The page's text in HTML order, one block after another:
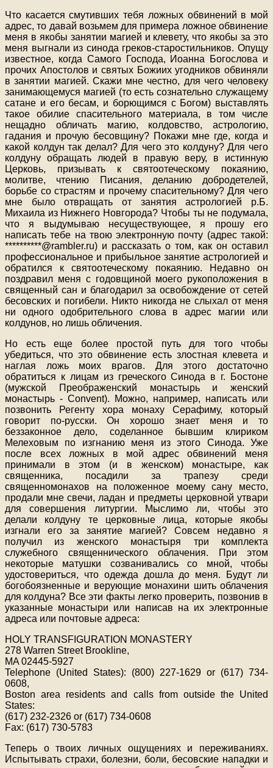
Что касается смутивших тебя ложных обвинений в мой
адрес, то давай возьмем для примера ложное обвинение
меня в якобы занятии магией и клевету, что якобы за это
меня выгнали из синода греков-старостильников. Опущу
известное, когда Самого Господа, Иоанна Богослова и
прочих Апостолов и святых Божиих угодников обвиняли
в занятии магией. Скажи мне честно, для чего человеку
занимающемуся магией (то есть сознательно служащему
сатане и его бесам, и борющимся с Богом) выставлять
такое обилие спасительного материала, в том числе
нещадно обличать магию, колдовство, астрологию,
гадания и прочую бесовщину? Покажи мне где, когда и
какой колдун так делал? Для чего это колдуну? Для чего
колдуну обращать людей в правую веру, в истинную
Церковь, призывать к святоотеческому покаянию,
молитве, чтению Писания, деланию добродетелей,
борьбе со страстям и прочему спасительному? Для чего
мне было отвращать от занятия астрологией р.Б.
Михаила из Нижнего Новгорода? Чтобы ты не подумала,
что я выдумываю несуществующее, я прошу его
написать тебе на твою электронную почту (адрес такой:
**********@rambler.ru) и рассказать о том, как он оставил
профессиональное и прибыльное занятие астрологией и
обратился к святоотеческому покаянию. Недавно он
поздравил меня с годовщиной моего рукоположения в
священный сан и благодарил за освобождение от сетей
бесовских и погибели. Никто никогда не слыхал от меня
ни одного одобрительного слова в адрес магии или
колдунов, но лишь обличения.
Но есть еще более простой путь для того чтобы
убедиться, что это обвинение есть злостная клевета и
наглая ложь моих врагов. Для этого достаточно
обратиться к лицам из греческого Синода в г. Бостоне
(мужской Преображенский монастырь и женский
монастырь - Convent). Можно, например, написать или
позвонить Регенту хора монаху Серафиму, который
говорит по-русски. Он хорошо знает меня и то
беззаконное дело, соделанное бывшим клириком
Мелеховым по изгнанию меня из этого Синода. Уже
после всех ложных в мой адрес обвинений меня
принимали в этом (и в женском) монастыре, как
священника, посадили за трапезу среди
священномонахов на положенное моему сану место,
продали мне свечи, ладан и предметы церковной утвари
для совершения литургии. Мыслимо ли, чтобы это
делали колдуну те церковные лица, которые якобы
изгнали его за занятие магией? Совсем недавно я
получил из женского монастыря три комплекта
служебного священнического облачения. При этом
некоторые матушки созванивались со мной, чтобы
удостовериться, что одежда дошла до меня. Будут ли
богобоязненные и верующие монахини шить облачения
для колдуна? Все эти факты легко проверить, позвонив в
указанные монастыри или написав на их электронные
адреса или почтовые адреса:
HOLY TRANSFIGURATION MONASTERY
278 Warren Street Brookline,
MA 02445-5927
Telephone (United States): (800) 227-1629 or (617) 734-
0608,
Boston area residents and calls from outside the United
States:
(617) 232-2326 or (617) 734-0608
Fax: (617) 730-5783
Теперь о твоих личных ощущениях и переживаниях.
Испытывать страхи, болезни, боли, бесовские нападки и